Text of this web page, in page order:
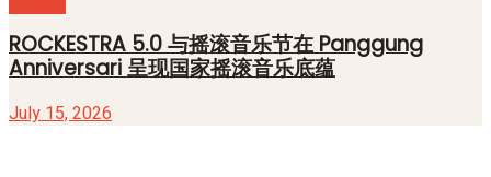
ROCKESTRA 5.0 与摇滚音乐节在 Panggung
Anniversari 呈现国家摇滚音乐底蕴
July 15, 2026